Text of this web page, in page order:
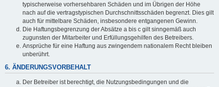
typischerweise vorhersehbaren Schäden und im Übrigen der Höhe
nach auf die vertragstypischen Durchschnittsschäden begrenzt. Dies gilt
auch für mittelbare Schäden, insbesondere entgangenen Gewinn.
Die Haftungsbegrenzung der Absätze a bis c gilt sinngemäß auch
zugunsten der Mitarbeiter und Erfüllungsgehilfen des Betreibers.
Ansprüche für eine Haftung aus zwingendem nationalem Recht bleiben
unberührt.
6. ÄNDERUNGSVORBEHALT
Der Betreiber ist berechtigt, die Nutzungsbedingungen und die